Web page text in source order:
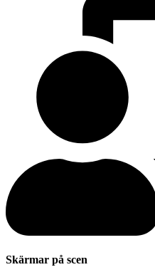
Skärmar på scen